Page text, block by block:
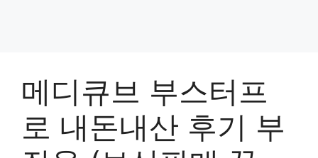
메디큐브 부스터프
로 내돈내산 후기 부